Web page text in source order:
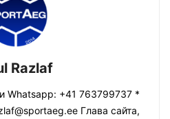
Razlaf
Whatsapp: +41 763799737 *
Глава сайта,